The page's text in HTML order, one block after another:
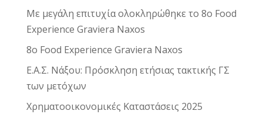
Με μεγάλη επιτυχία ολοκληρώθηκε το 8ο Food
Experience Graviera Naxos
8ο Food Experience Graviera Naxos
Ε.Α.Σ. Νάξου: Πρόσκληση ετήσιας τακτικής ΓΣ
των μετόχων
Χρηματοοικονομικές Καταστάσεις 2025